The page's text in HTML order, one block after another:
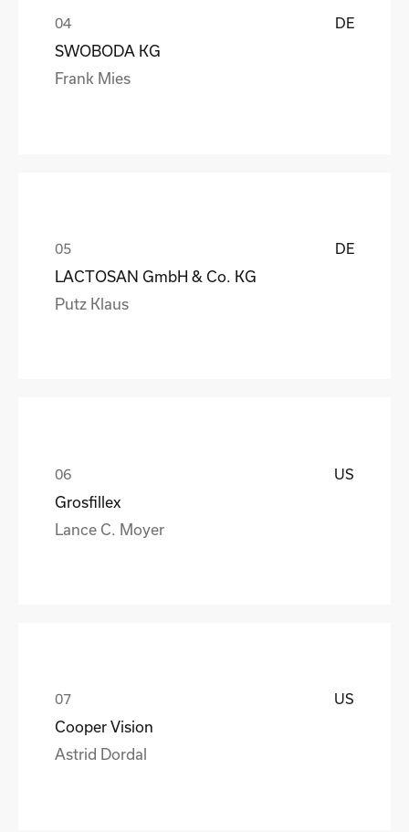
DE
SWOBODA KG
Frank Mies
DE
LACTOSAN GmbH & Co. KG
Putz Klaus
US
Grosfillex
Lance C. Moyer
US
Cooper Vision
Astrid Dordal